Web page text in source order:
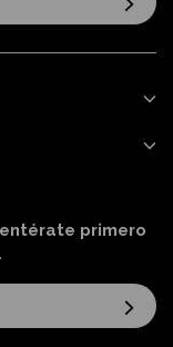
primero
.